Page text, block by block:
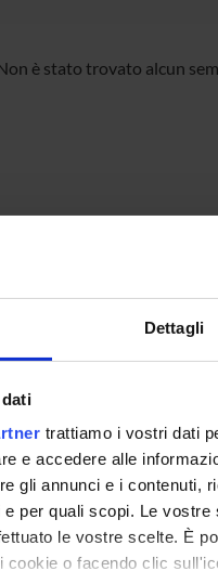
Dettagli
trattiamo i vostri dati
e accedere alle
gli annunci e i contenuti,
per quali scopi. Le
le vostre scelte. È
cookie o facendo clic
è stato trovato alcun